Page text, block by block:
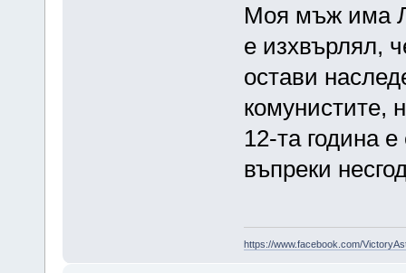
Моя мъж има
е изхвърлял,
остави
комунистите,
12-та година
въпреки
https://www.facebook.com/